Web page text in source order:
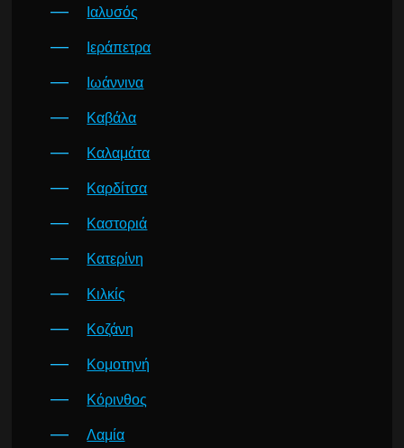
Ιαλυσός
Ιεράπετρα
Ιωάννινα
Καβάλα
Καλαμάτα
Καρδίτσα
Καστοριά
Κατερίνη
Κιλκίς
Κοζάνη
Κομοτηνή
Κόρινθος
Λαμία